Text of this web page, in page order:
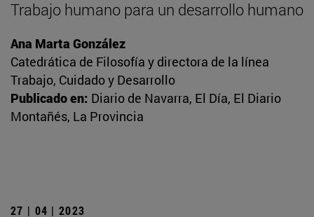
Trabajo humano para un desarrollo humano
Ana Marta González
Catedrática de Filosofía y directora de la línea
Trabajo, Cuidado y Desarrollo
Publicado en: Diario de Navarra, El Día, El Diario
Montañés, La Provincia
27 | 04 | 2023